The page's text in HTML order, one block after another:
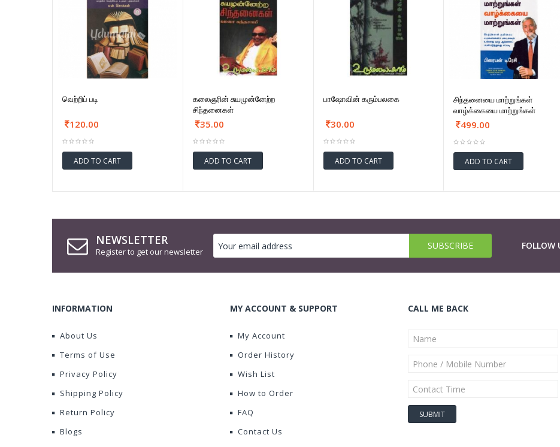
வெற்றிப் படி
120.00
ADD TO CART
கலைஞரின் சுயமுன்னேற்ற
சிந்தனைகள்
35.00
ADD TO CART
பாஷோவின் கரும்பலகை
30.00
ADD TO CART
சிந்தனையை மாற்றுங்கள்
வாழ்க்கையை மாற்றுங்கள்
499.00
ADD TO CART
NEWSLETTER
Register to get our newsletter
FOLLOW
INFORMATION
About Us
Terms of Use
Privacy Policy
Shipping Policy
Return Policy
Blogs
MY ACCOUNT & SUPPORT
My Account
Order History
Wish List
How to Order
FAQ
Contact Us
CALL ME BACK